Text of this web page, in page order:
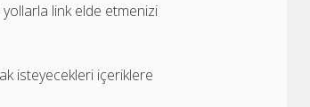
link elde etmenizi
isteyecekleri içeriklere